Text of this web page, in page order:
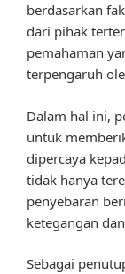
berdasarkan
dari pihak
pemahaman
terpengaruh
Dalam hal ini,
untuk
dipercaya
tidak hanya
penyebaran
ketegangan
Sebagai